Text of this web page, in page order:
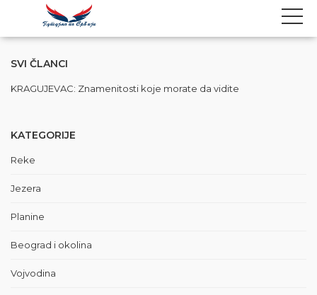
SVI ČLANCI
KRAGUJEVAC: Znamenitosti koje morate da vidite
KATEGORIJE
Reke
Jezera
Planine
Beograd i okolina
Vojvodina